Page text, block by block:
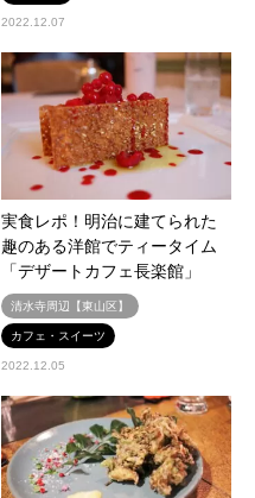
2022.12.07
実食レポ！明治に建てられた
趣のある洋館でティータイム
「デザートカフェ長楽館」
清水寺周辺【東山区】
カフェ・スイーツ
2022.12.05